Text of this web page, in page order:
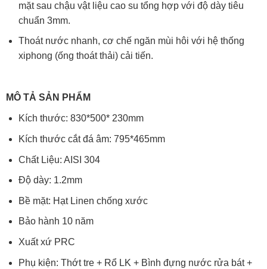
mặt sau chậu vật liệu cao su tổng hợp với độ dày tiêu
chuẩn 3mm.
Thoát nước nhanh, cơ chế ngăn mùi hôi với hệ thống
xiphong (ống thoát thải) cải tiến.
MÔ TẢ SẢN PHẨM
Kích thước: 830*500* 230mm
Kích thước cắt đá âm: 795*465mm
Chất Liệu: AISI 304
Độ dày: 1.2mm
Bề mặt: Hạt Linen chống xước
Bảo hành 10 năm
Xuất xứ PRC
Phụ kiện: Thớt tre + Rổ LK + Bình đựng nước rửa bát +